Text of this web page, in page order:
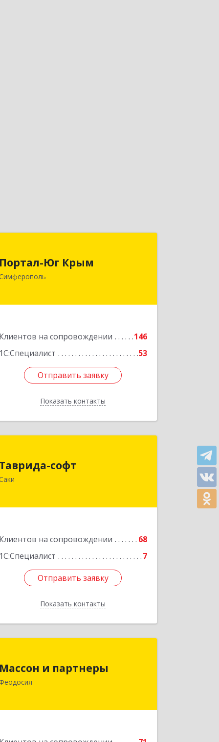
Портал-Юг Крым
Клиентов на сопровождении
146
1С:Специалист
53
Отправить заявку
Показать контакты
295015, Крым Респ, Симферополь г,
Подробнее
Отправить заявку
Назад
Таврида-софт
Клиентов на сопровождении
68
1С:Специалист
7
Отправить заявку
Показать контакты
296574, Крым Респ, м.р-н Сакский с.п.
Новофедоровское, Новофедоровка
Отправить заявку
Назад
Массон и партнеры
298112, Крым Респ, Феодосия г,
Подробнее